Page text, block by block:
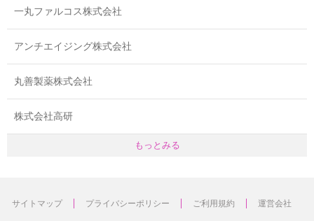
一丸ファルコス株式会社
アンチエイジング株式会社
丸善製薬株式会社
株式会社高研
もっとみる
サイトマップ プライバシーポリシー ご利用規約 運営会社